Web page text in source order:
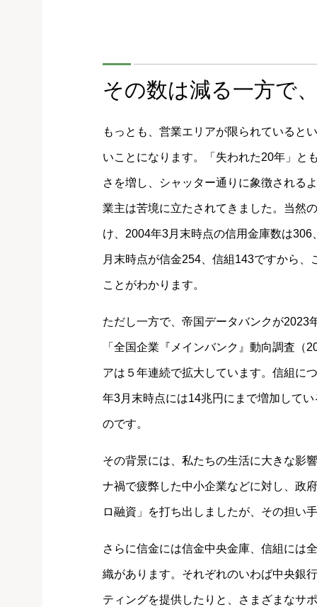
その数は減る一方で
もっとも、営業エリアが限られていると
いことになります。「失われた20年」と
さを増し、シャッター通りに象徴される
業主は苦境に立たされてきました。当然
け、2004年3月末時点の信用金庫数は
月末時点が信金254、信組143ですから
ことがわかります。
ただし一方で、帝国データバンクが2023
「全国企業『メインバンク』動向調査（
アは５年連続で拡大しています。信組に
年3月末時点には14兆円にまで増加して
のです。
その背景には、私たちの生活に大きな影
ナ禍で疲弊した中小企業などに対し、政
ロ融資」を打ち出しましたが、その担い
さらに信金には信金中央金庫、信組には
織があります。それぞれのいわば中央銀
ティングを提供したりと、さまざまなサ